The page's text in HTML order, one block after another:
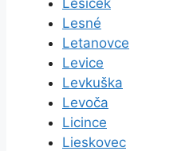
Lesíček
Lesné
Letanovce
Levice
Levkuška
Levoča
Licince
Lieskovec